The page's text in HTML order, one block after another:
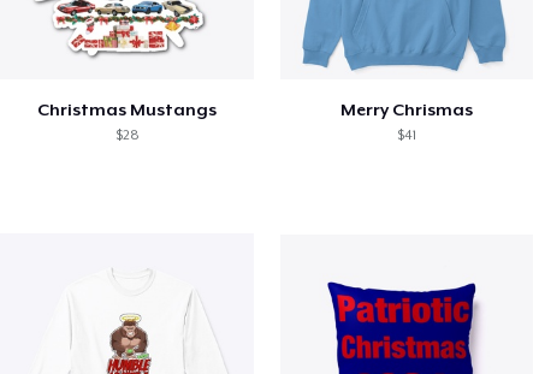
Christmas Mustangs
$28
Merry Chrismas
$41